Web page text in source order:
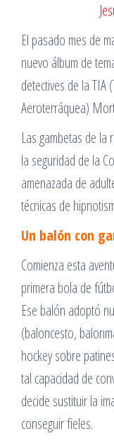
El pasado mes de
nuevo álbum de
detectives de la TIA
Aeroterráquea)
Las gambetas de
la seguridad de la
amenazada de
técnicas de
Un balón con
Comienza esta
primera bola de
Ese balón adoptó
(baloncesto,
hockey sobre
tal capacidad de
decide sustituir la
conseguir fieles.